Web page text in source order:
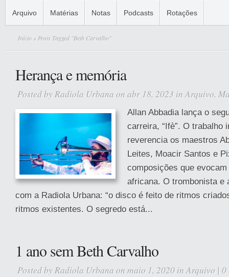
Arquivo Matérias Notas Podcasts Rotações
Início » Posts Tagged "Beth Carvalho"
Herança e memória
Posted by Radiola Urbana on abr 18, 2023 inArquivo,
Allan Abbadia lança o
carreira, “Ifè”. O trabalho
reverencia os maestros
Leites, Moacir Santos e
composições que
africana. O trombonista e
com a Radiola Urbana: “o disco é feito de ritmos
ritmos existentes. O segredo está...
1 ano sem Beth Carvalho
Posted by Radiola Urbana on maio 1, 2020 inArquivo | 0